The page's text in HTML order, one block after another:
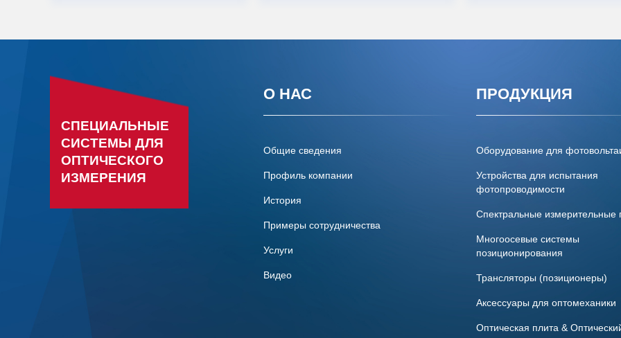
СПЕЦИАЛЬНЫЕ
СИСТЕМЫ ДЛЯ
ОПТИЧЕСКОГО
ИЗМЕРЕНИЯ
О НАС
Общие сведения
Профиль компании
История
Примеры сотрудничества
Услуги
Видео
ПРОДУКЦИЯ
Оборудование для
Устройства для испытания
фотопроводимости
Спектральные измерительные
Многоосевые системы
позиционирования
Трансляторы (позиционеры)
Аксессуары для оптомеханики
Оптическая плита &